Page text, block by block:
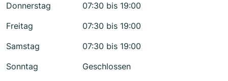
Donnerstag
07:30 bis 19:00
Freitag
07:30 bis 19:00
Samstag
07:30 bis 19:00
Sonntag
Geschlossen